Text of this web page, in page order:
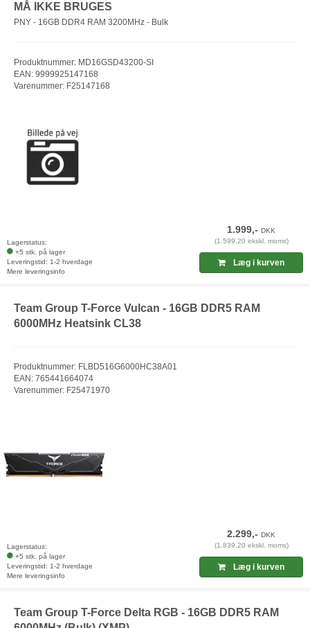
MÅ IKKE BRUGES
PNY - 16GB DDR4 RAM 3200MHz - Bulk
Produktnummer: MD16GSD43200-SI
EAN: 9999925147168
Varenummer: F25147168
Lagerstatus:
+5 stk. på lager
Leveringstid: 1-2 hverdage
Mere leveringsinfo
1.999,-DKK
(1.599,20 ekskl. moms)
Læg i kurven
Team Group T-Force Vulcan - 16GB DDR5 RAM
6000MHz Heatsink CL38
Produktnummer: FLBD516G6000HC38A01
EAN: 765441664074
Varenummer: F25471970
Lagerstatus:
+5 stk. på lager
Leveringstid: 1-2 hverdage
Mere leveringsinfo
2.299,-DKK
(1.839,20 ekskl. moms)
Læg i kurven
Team Group T-Force Delta RGB - 16GB DDR5 RAM